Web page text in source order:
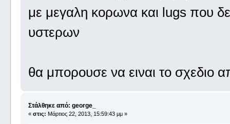
με μεγαλη κορωνα και lugs που
υστερων
θα μπορουσε να ειναι το σχεδιο
Στάλθηκε από: george_
« στις: Μάρτιος 22, 2013, 15:59:43 μμ »